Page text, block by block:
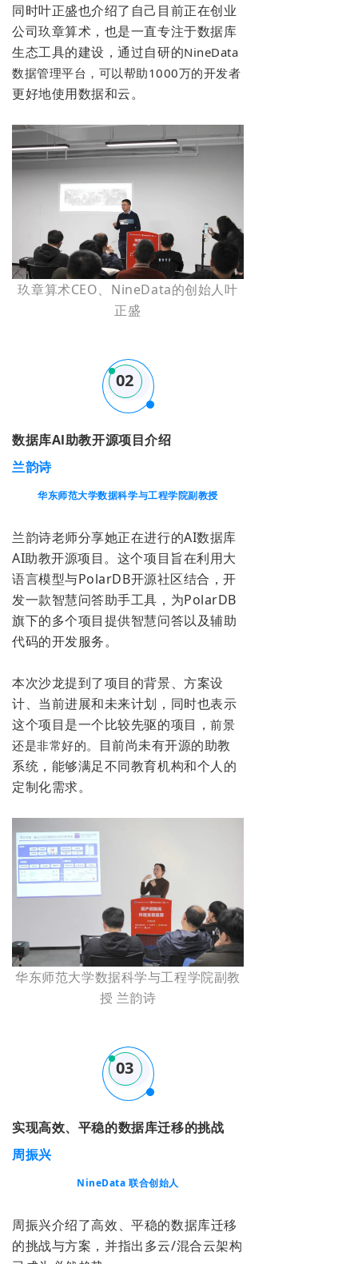
同时叶正盛也介绍了自己目前正在创业
公司玖章算术，也是一直专注于数据库
生态工具的建设，通过自研的NineData
数据管理平台，可以帮助1000万的开发者
更好地使用数据和云。
玖章算术CEO、NineData的创始人叶
正盛
02
数据库Al助教开源项目介绍
兰韵诗
华东师范大学数据科学与工程学院副教授
兰韵诗老师分享她正在进行的AI数据库
AI助教开源项目。这个项目旨在利用大
语言模型与PolarDB开源社区结合，开
发一款智慧问答助手工具，为PolarDB
旗下的多个项目提供智慧问答以及辅助
代码的开发服务。
本次沙龙提到了项目的背景、方案设
计、当前进展和未来计划，同时也表示
这个项目是一个比较先驱的项目，前景
还是非常好的。
目前尚未有开源的助教
系统，能够满足不同教育机构和个人的
定制化需求。
华东师范大学数据科学与工程学院副教
授 兰韵诗
03
实现高效、平稳的数据库迁移的挑战
周振兴
NineData 联合创始人
周振兴介绍了高效、平稳的数据库迁移
的挑战与方案，并指出多云/混合云架构